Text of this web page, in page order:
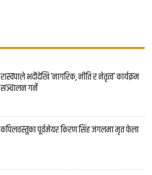
रास्वपाले भदौदेखि ‘नागरिक, नीति र नेतृत्व’ कार्यक्रम
सञ्चालन गर्ने
कपिलवस्तुका पूर्वमेयर किरण सिंह जंगलमा मृत फेला